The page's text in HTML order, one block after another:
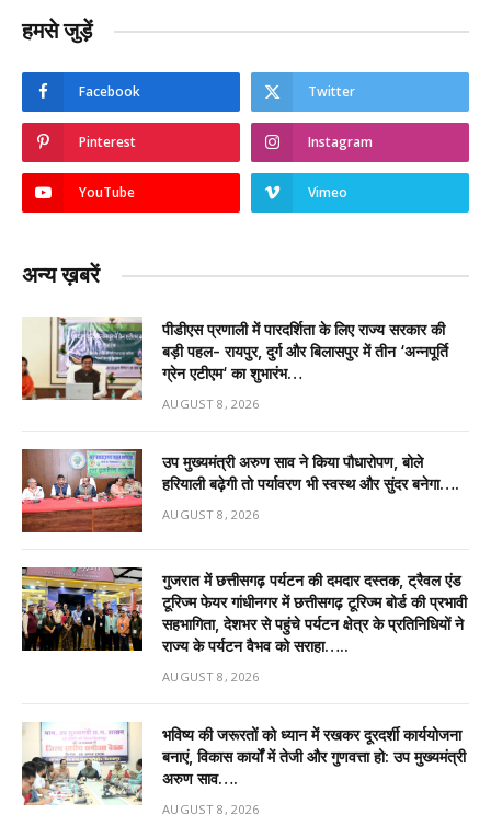
हमसे जुड़ें
Facebook Twitter
Pinterest Instagram
YouTube Vimeo
अन्य ख़बरें
पीडीएस प्रणाली में पारदर्शिता के लिए राज्य सरकार की
बड़ी पहल- रायपुर, दुर्ग और बिलासपुर में तीन ‘अन्नपूर्ति
ग्रेन एटीएम‘ का शुभारंभ…
AUGUST 8, 2026
उप मुख्यमंत्री अरुण साव ने किया पौधारोपण, बोले
हरियाली बढ़ेगी तो पर्यावरण भी स्वस्थ और सुंदर बनेगा….
AUGUST 8, 2026
गुजरात में छत्तीसगढ़ पर्यटन की दमदार दस्तक, ट्रैवल एंड
टूरिज्म फेयर गांधीनगर में छत्तीसगढ़ टूरिज्म बोर्ड की प्रभावी
सहभागिता, देशभर से पहुंचे पर्यटन क्षेत्र के प्रतिनिधियों ने
राज्य के पर्यटन वैभव को सराहा…..
AUGUST 8, 2026
भविष्य की जरूरतों को ध्यान में रखकर दूरदर्शी कार्ययोजना
बनाएं, विकास कार्यों में तेजी और गुणवत्ता हो: उप मुख्यमंत्री
अरुण साव….
AUGUST 8, 2026